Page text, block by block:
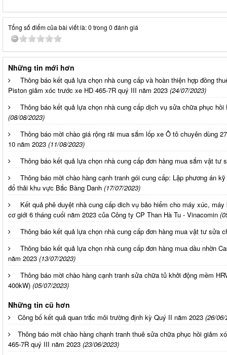
Tổng số điểm của bài viết là: 0 trong 0 đánh giá
Những tin mới hơn
Thông báo kết quả lựa chọn nhà cung cấp và hoàn thiện hợp đồng
Piston giảm xóc trước xe HD 465-7R quý III năm 2023 (24/07/2023)
Thông báo kết quả lựa chọn nhà cung cấp dịch vụ sửa chữa phục
(08/08/2023)
Thông báo mời chào giá rộng rãi mua sắm lốp xe Ô tô chuyên dùng
10 năm 2023 (11/08/2023)
Thông báo kết quả lựa chọn nhà cung cấp đơn hàng mua sắm vật tư
Thông báo mời chào hàng cạnh tranh gói cung cấp: Lập phương án
đổ thải khu vực Bắc Bàng Danh (17/07/2023)
Kết quả phê duyệt nhà cung cấp dich vụ bảo hiểm cho máy xúc,
cơ giới 6 tháng cuối năm 2023 của Công ty CP Than Hà Tu - Vinacomin
Thông báo kết quả lựa chọn nhà cung cấp đơn hàng mua vật tư sửa
Thông báo kết quả lựa chọn nhà cung cấp đơn hàng mua dầu nhờn
năm 2023 (13/07/2023)
Thông báo mời chào hàng cạnh tranh sửa chữa tủ khởi động mềm
400kW) (05/07/2023)
Những tin cũ hơn
Công bố kết quả quan trắc môi trường định kỳ Quý II năm 2023 (26/
Thông báo mời chào hàng chạnh tranh thuê sửa chữa phục hồi giảm
465-7R quý III năm 2023 (23/06/2023)